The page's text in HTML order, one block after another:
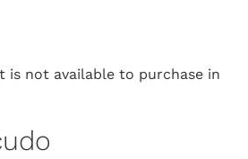
is not available to purchase in